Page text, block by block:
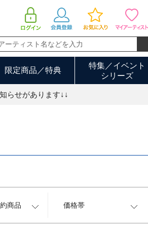
限定商品／特典
特集／イベント
シリーズ
らせがあります↓↓
商品 価格帯